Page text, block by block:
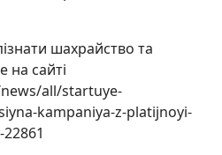
шахрайство та
на сайті
all/startuye-
kampaniya-z-platijnoyi-